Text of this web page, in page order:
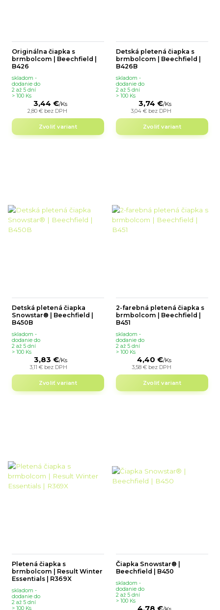
Originálna čiapka s
brmbolcom | Beechfield |
B426
3,44 €/Ks
2,80 € bez DPH
skladom -
dodanie do
2 až 5 dní
> 100 Ks
Zvoliť variant
Detská pletená čiapka s
brmbolcom | Beechfield |
B426B
3,74 €/Ks
3,04 € bez DPH
skladom -
dodanie do
2 až 5 dní
> 100 Ks
Zvoliť variant
Detská pletená čiapka
Snowstar® | Beechfield |
B450B
3,83 €/Ks
3,11 € bez DPH
skladom -
dodanie do
2 až 5 dní
> 100 Ks
Zvoliť variant
2-farebná pletená čiapka s
brmbolcom | Beechfield |
B451
4,40 €/Ks
3,58 € bez DPH
skladom -
dodanie do
2 až 5 dní
> 100 Ks
Zvoliť variant
Pletená čiapka s
brmbolcom | Result Winter
Essentials | R369X
skladom -
dodanie do
2 až 5 dní
> 100 Ks
Čiapka Snowstar® |
Beechfield | B450
skladom -
dodanie do
2 až 5 dní
> 100 Ks